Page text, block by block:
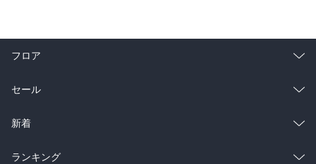
フロア
総合
ラノベ
雑誌・グラビア
セール
総合
ラノベ
新着
総合
ランキング